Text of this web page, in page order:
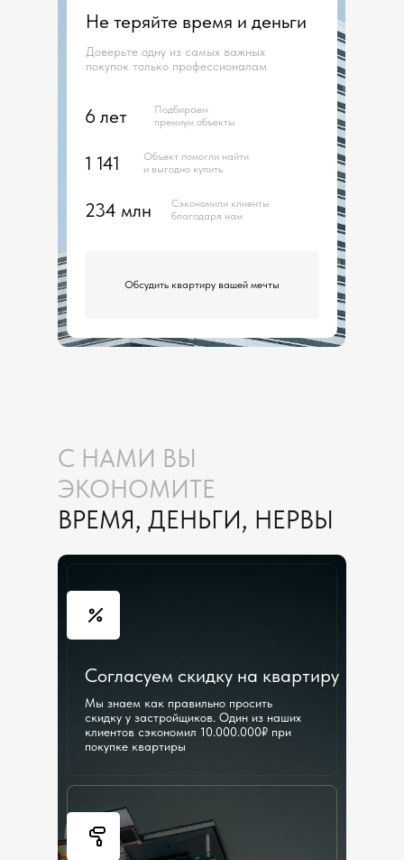
Не теряйте время и деньги
Доверьте одну из самых важных
покупок только профессионалам
Обсудить квартиру вашей мечты
6 лет
Подбираем
премиум объекты
1 141
Объект помогли найти
и выгодно купить
234 млн
Сэкономили клиенты
благодаря нам
С НАМИ ВЫ
ЭКОНОМИТЕ
ВРЕМЯ, ДЕНЬГИ, НЕРВЫ
Согласуем скидку на квартиру
Мы знаем как правильно просить
скидку у застройщиков. Один из наших
клиентов сэкономил 10.000.000₽ при
покупке квартиры